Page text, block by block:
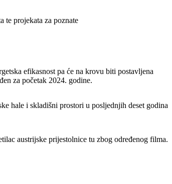
te projekata za poznate
efikasnost pa će na krovu biti postavljena
za početak 2024. godine.
hale i skladišni prostori u posljednjih deset godina
austrijske prijestolnice tu zbog određenog filma.